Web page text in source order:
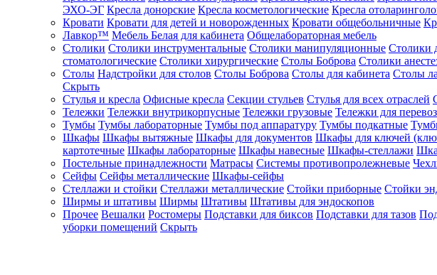
ЭХО-ЭГ Кресла донорские Кресла косметологические Кресла
Кровати Кровати для детей и новорожденных Кровати общебольничные
Лавкор™ Мебель Белая для кабинета Общелабораторная мебель
Столики Столики инструментальные Столики манипуляционные Столики
стоматологические Столики хирургические Столы Боброва Столики
Столы Надстройки для столов Столы Боброва Столы для кабинета Столы
Скрыть
Стулья и кресла Офисные кресла Секции стульев Стулья для всех отраслей
Тележки Тележки внутрикорпусные Тележки грузовые Тележки для
Тумбы Тумбы лабораторные Тумбы под аппаратуру Тумбы подкатные
Шкафы Шкафы вытяжные Шкафы для документов Шкафы для ключей
картотечные Шкафы лабораторные Шкафы навесные Шкафы-стеллажи
Постельные принадлежности Матрасы Системы противопролежневые
Сейфы Сейфы металлические Шкафы-сейфы
Стеллажи и стойки Стеллажи металлические Стойки приборные Стойки
Ширмы и штативы Ширмы Штативы Штативы для эндоскопов
Прочее Вешалки Ростомеры Подставки для биксов Подставки для тазов
уборки помещений Скрыть